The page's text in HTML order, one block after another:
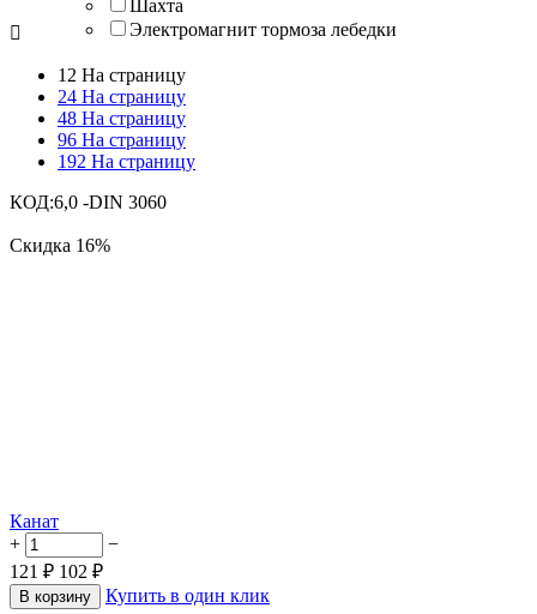
Шахта
Электромагнит тормоза лебедки

12 На страницу
24 На страницу
48 На страницу
96 На страницу
192 На страницу
КОД:6,0 -DIN 3060
Скидка 16%
Канат
+
−
121 ₽ 102 ₽
В корзину
Купить в один клик